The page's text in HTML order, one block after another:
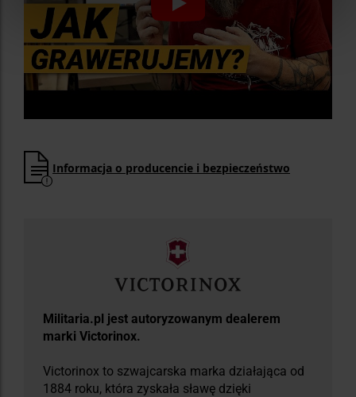
Informacja o producencie i bezpieczeństwo
Militaria.pl jest autoryzowanym dealerem
marki Victorinox.
Victorinox to szwajcarska marka działająca od
1884 roku, która zyskała sławę dzięki